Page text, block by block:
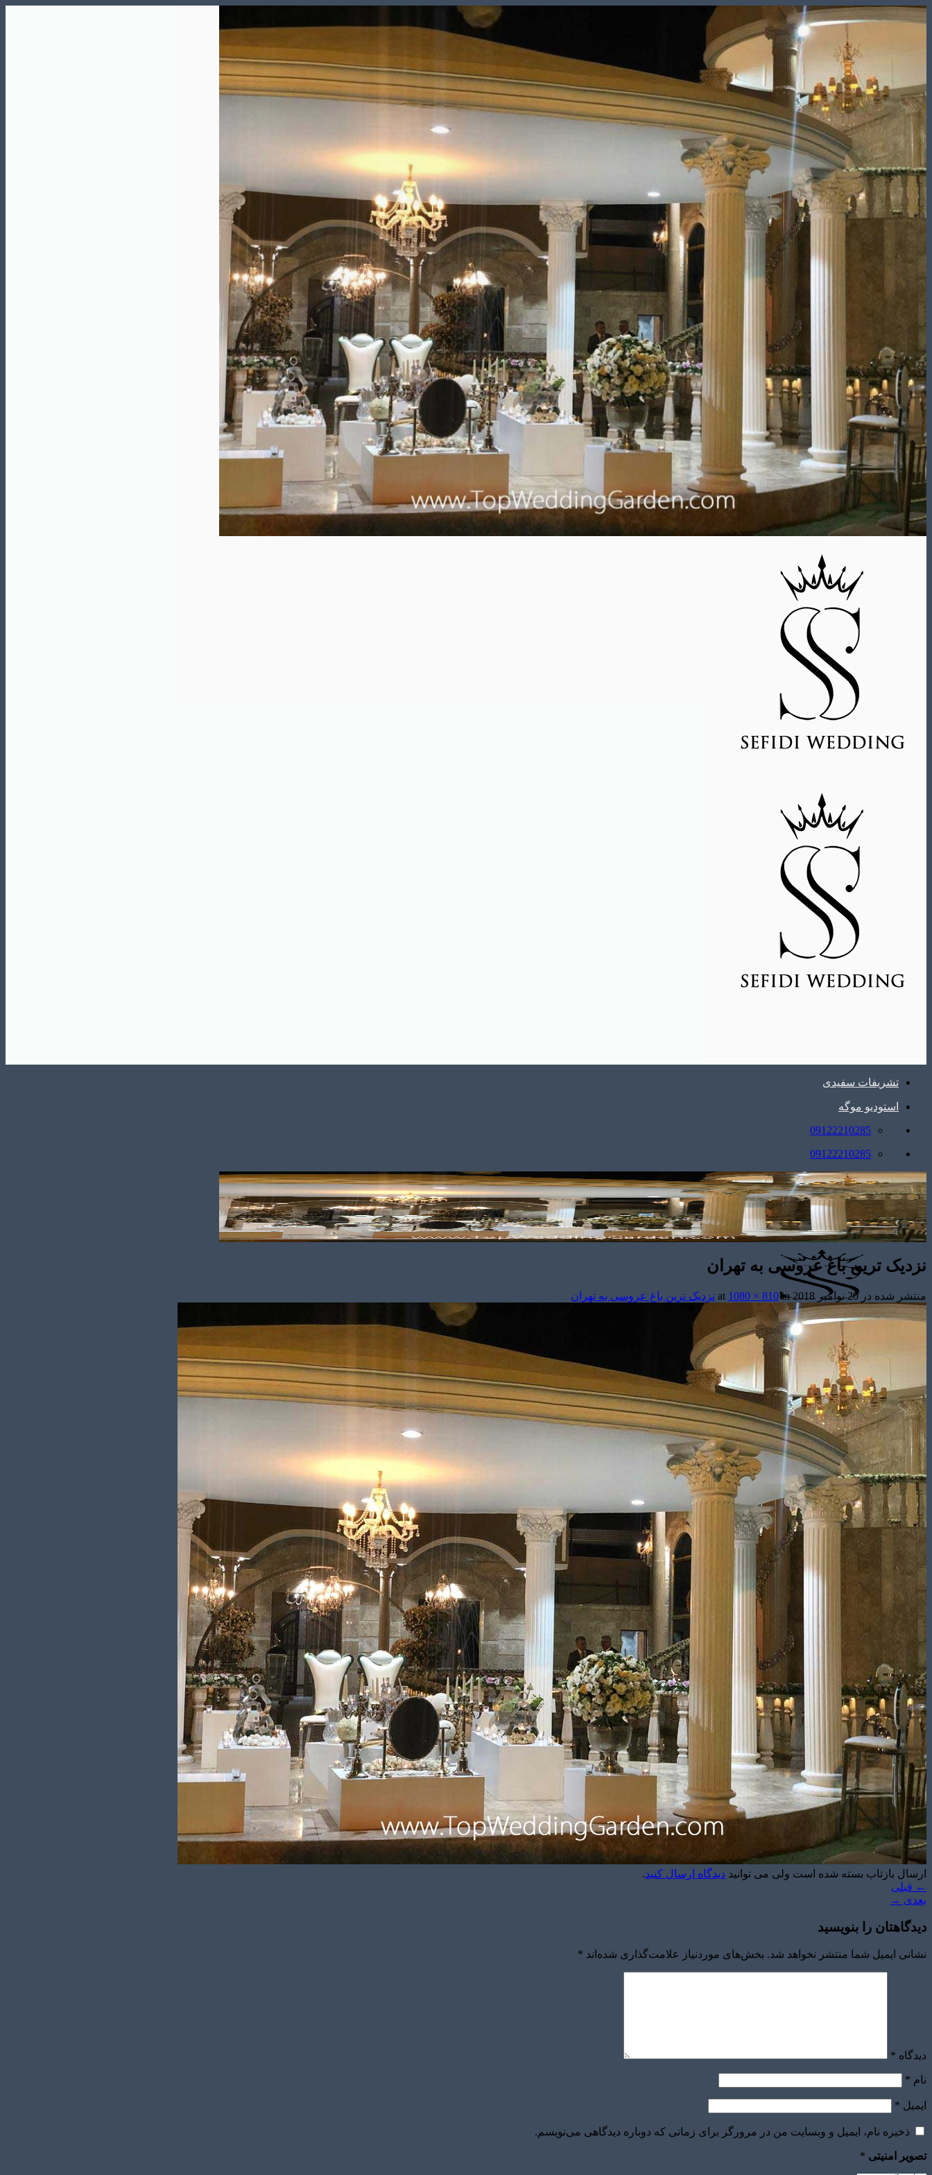
Skip
to
تشریفات سفیدی
استودیو موگه
09122210285
09122210285
تشریفات مجالس
باغ های عروسی
استودیو عکاسی
قیمت منوها
برآورد قیمت
برآورد قیمت
نزدیک ترین باغ عروسی به تهران
منتشر شده در20 نوامبر 2018 at
1080 × 810in نزدیک ترین باغ عروسی به تهران
ارسال بازتاب بسته شده است ولی می توانید دیدگاه ارسال کنید.
← قبلی
بعدی →
دیدگاهتان را بنویسید
نشانی ایمیل شما منتشر نخواهد شد. بخش‌های موردنیاز علامت‌گذاری شده‌اند *
دیدگاه *
نام *
ایمیل *
ذخیره نام، ایمیل و وبسایت من در مرورگر برای زمانی که دوباره دیدگاهی می‌نویسم.
تصویر امنیتی *